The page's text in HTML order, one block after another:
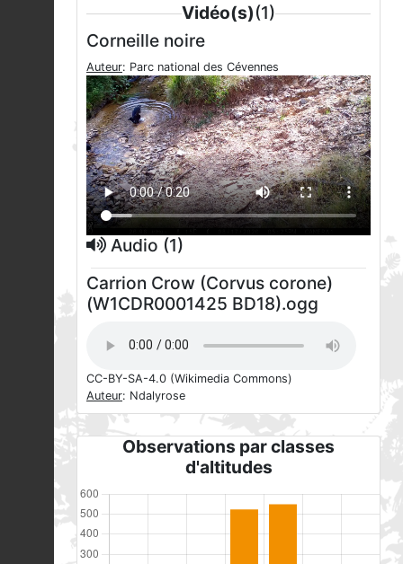
Vidéo(s)(1)
Corneille noire
Auteur: Parc national des Cévennes
Audio (1)
Carrion Crow (Corvus corone)
(W1CDR0001425 BD18).ogg
CC-BY-SA-4.0 (Wikimedia Commons)
Auteur: Ndalyrose
Observations par classes
d'altitudes